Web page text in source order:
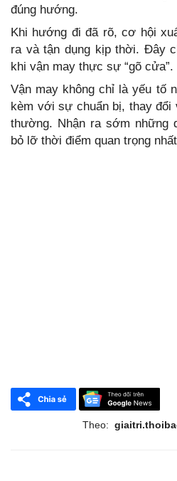
đúng hướng.
Khi hướng đi đã rõ, cơ hội
ra và tận dụng kịp thời. Đây
khi vận may thực sự “gõ cửa”.
Vận may không chỉ là yếu tố
kèm với sự chuẩn bị, thay đổi
thường. Nhận ra sớm những
bỏ lỡ thời điểm quan trọng
Theo: